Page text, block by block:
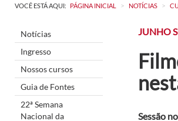
VOCÊ ESTÁ AQUI: PÁGINA INICIAL > NOTÍCIAS >
Notícias
Ingresso
Nossos cursos
Guia de Fontes
22ª Semana
Nacional da
JUNHO
Sessão